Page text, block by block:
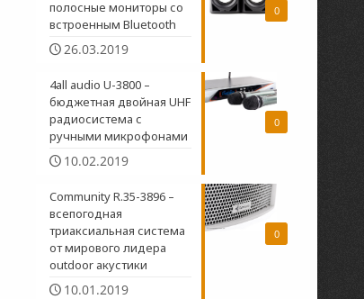
0
полосные мониторы со
встроенным Bluetooth
26.03.2019
0
4all audio U-3800 –
бюджетная двойная UHF
радиосистема c
ручными микрофонами
10.02.2019
0
Community R.35-3896 –
всепогодная
триаксиальная система
от мирового лидера
outdoor акустики
10.01.2019